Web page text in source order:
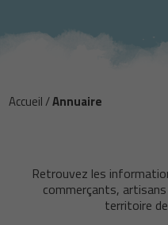
Accueil/Annuaire
Retrouvez les
commerçants,
territoire